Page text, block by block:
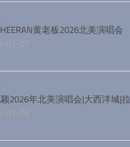
黄老板2026北美演唱会
01-07
2026年北美演唱会|大西洋城|
01-05